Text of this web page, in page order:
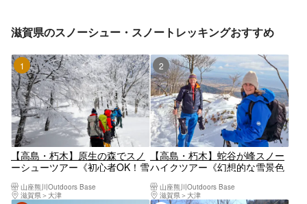
滋賀県のスノーシュー・スノートレッキングおすすめ
1位
【高島・朽木】原生の森でスノ
ーシューツアー《初心者OK！雪
山座熊川Outdoors Base
滋賀県
大津
2位
【高島・朽木】蛇谷が峰スノー
ハイクツアー《幻想的な雪景色
グ！》
山座熊川Outdoors Base
滋賀県
大津